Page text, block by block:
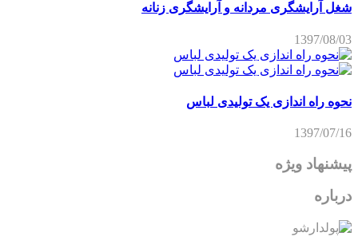
شغل آرایشگری مردانه و آرایشگری زنانه
1397/08/03
نحوه راه اندازی یک تولیدی لباس
1397/07/16
پیشنهاد ویژه
درباره